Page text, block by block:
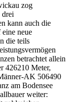
zog
drei
kann auch die
neue
die teils
betrachtet allein
426210 Meter,
AK 506490
am Bodensee
weiter: